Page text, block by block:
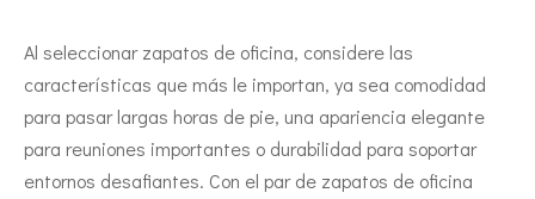
Al seleccionar zapatos de oficina, considere las
características que más le importan, ya sea comodidad
para pasar largas horas de pie, una apariencia elegante
para reuniones importantes o durabilidad para soportar
entornos desafiantes. Con el par de zapatos de oficina